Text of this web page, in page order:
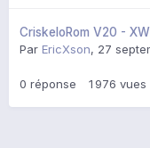
CriskeloRom V20 -
Par EricXson, 27
0 réponse 1 976 vues